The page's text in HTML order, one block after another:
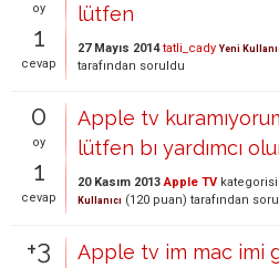
oy
1
cevap
lütfen
27 Mayıs 2014 tatli_cady Yeni
tarafından soruldu
0
oy
1
cevap
Apple tv
lütfen bı yardımcı
20 Kasım 2013 Apple TV
Kullanıcı (120 puan) tarafından
+3
Apple tv im mac imi